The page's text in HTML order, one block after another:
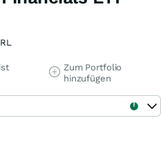
Zum Portfolio
hinzufügen